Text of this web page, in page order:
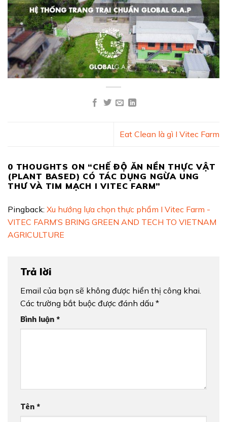
Eat Clean là gì I Vitec Farm
0 THOUGHTS ON “CHẾ ĐỘ ĂN NỀN THỰC VẬT
(PLANT BASED) CÓ TÁC DỤNG NGỪA UNG
THƯ VÀ TIM MẠCH I VITEC FARM”
Pingback: Xu hướng lựa chọn thực phẩm I Vitec Farm -
VITEC FARM’S BRING GREEN AND TECH TO VIETNAM
AGRICULTURE
Trả lời
Email của bạn sẽ không được hiển thị công khai.
Các trường bắt buộc được đánh dấu *
Bình luận *
Tên *